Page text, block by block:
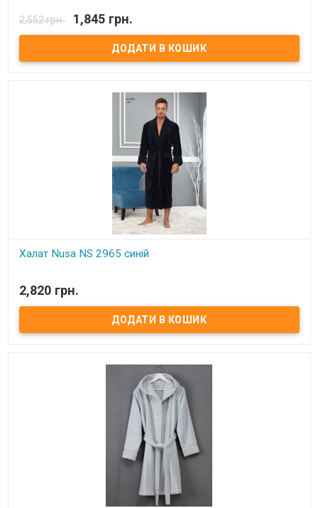
Халат Irya Tender Размер: L/XL Состав: 60% бамбук, 40% хлопок
Цвет: розовый Плотность: 380 gr/m2 Производитель: Irya
2,552 грн. 1,845 грн.
Халат Nusa NS 2965 синій
50% бамбук Характеристика: Халат довгий без капюшона.
Тканина: всередині - махра, зовні - велюр, бавовна 100%. Торгова
марка: Nusa. Виробник: Туреччина.
2,820 грн.